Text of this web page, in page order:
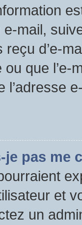
mail,
reçu d’e-
que l’e-
l’adresse
pas me
et
un